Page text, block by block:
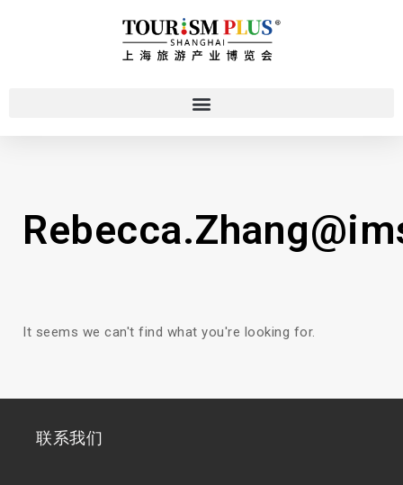
It seems we can't find what you're looking for.
联系我们